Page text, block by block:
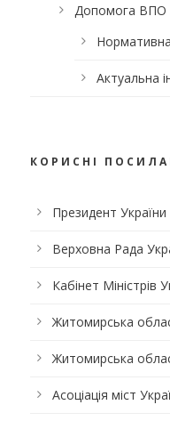
Допомога ВПО
Актуальна
КОРИСНІ
Президент України
Верховна Рада
Кабінет Міністрів
Житомирська
Житомирська
Асоціація міст